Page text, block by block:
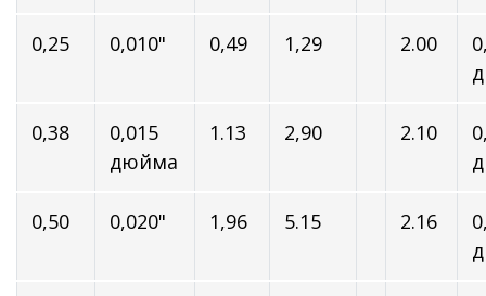
0,25 0,010" 0,49 1,29 2.00
0,38
0,015
дюйма
1.13 2,90 2.10
0,50 0,020" 1,96 5.15 2.16